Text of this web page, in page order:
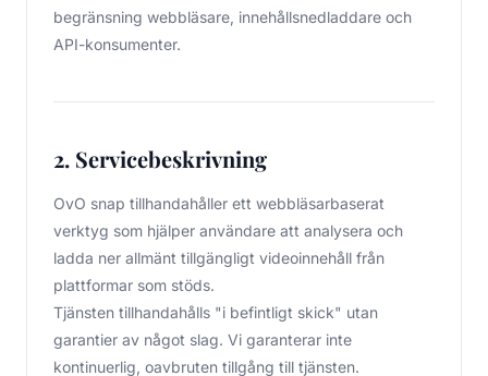
begränsning webbläsare, innehållsnedladdare och
API-konsumenter.
2. Servicebeskrivning
OvO snap tillhandahåller ett webbläsarbaserat
verktyg som hjälper användare att analysera och
ladda ner allmänt tillgängligt videoinnehåll från
plattformar som stöds.
Tjänsten tillhandahålls "i befintligt skick" utan
garantier av något slag. Vi garanterar inte
kontinuerlig, oavbruten tillgång till tjänsten.